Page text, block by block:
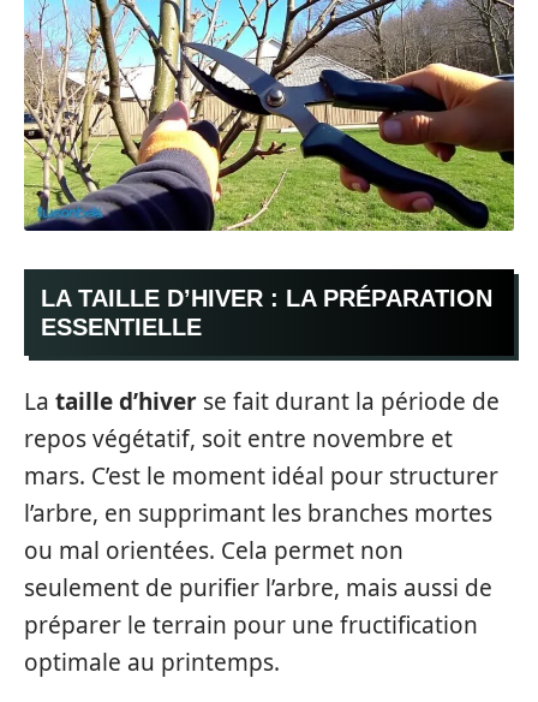
LA TAILLE D’HIVER : LA PRÉPARATION
ESSENTIELLE
La taille d’hiver se fait durant la période de
repos végétatif, soit entre novembre et
mars. C’est le moment idéal pour structurer
l’arbre, en supprimant les branches mortes
ou mal orientées. Cela permet non
seulement de purifier l’arbre, mais aussi de
préparer le terrain pour une fructification
optimale au printemps.